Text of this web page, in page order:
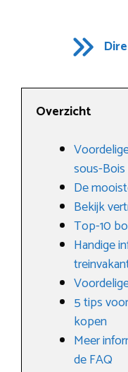
Overzicht
sous-
De
Bekijk
Top-10
Handige
5 tips
kopen
Meer
de FAQ